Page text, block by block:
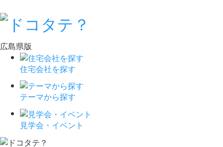
広島県版
住宅会社を探す
テーマから探す
見学会・イベント